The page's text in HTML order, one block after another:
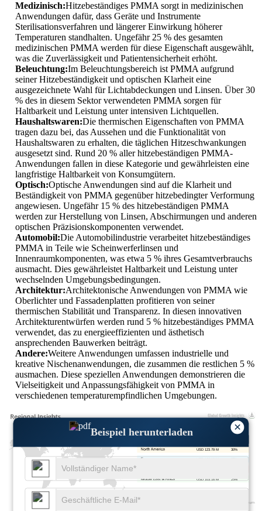
×
Beispiel herunterladen
Medizinisch:Hitzebeständiges PMMA sorgt in medizinischen
Anwendungen dafür, dass Geräte und Instrumente
Sterilisationsverfahren und längerer Einwirkung höherer
Temperaturen standhalten. Ungefähr 25 % des gesamten
medizinischen PMMA werden für diese Eigenschaft ausgewählt,
was die Zuverlässigkeit und Patientensicherheit erhöht.
Beleuchtung:Im Beleuchtungsbereich ist PMMA aufgrund
seiner Hitzebeständigkeit und optischen Klarheit eine
ausgezeichnete Wahl für Lichtabdeckungen und Linsen. Über 30
% des in diesem Sektor verwendeten PMMA sorgen für
Haltbarkeit und Leistung unter intensiven Lichtquellen.
Haushaltswaren:Die thermischen Eigenschaften von PMMA
tragen dazu bei, das Aussehen und die Funktionalität von
Haushaltswaren zu erhalten, die täglichen Hitzeschwankungen
ausgesetzt sind. Rund 20 % aller hitzebeständigen PMMA-
Anwendungen fallen in diese Kategorie und gewährleisten eine
langfristige Haltbarkeit von Konsumgütern.
Optisch:Optische Anwendungen sind auf die Klarheit und
Beständigkeit von PMMA gegenüber hitzebedingter Verformung
angewiesen. Ungefähr 15 % des hitzebeständigen PMMA
werden zur Herstellung von Linsen, Abschirmungen und anderen
optischen Präzisionskomponenten verwendet.
Automobil:Die Automobilindustrie verarbeitet hitzebeständiges
PMMA in Teile wie Scheinwerferlinsen und
Innenraumkomponenten, was etwa 5 % ihres Gesamtverbrauchs
ausmacht. Dies gewährleistet Haltbarkeit und Leistung unter
wechselnden Umgebungsbedingungen.
Architektur:Architektonische Anwendungen von PMMA wie
Oberlichter und Fassadenplatten profitieren von seiner
thermischen Stabilität und Transparenz. In diesen innovativen
Architekturentwürfen werden rund 5 % hitzebeständiges PMMA
verwendet, das zu energieeffizienten und ästhetisch
ansprechenden Bauwerken beiträgt.
Andere:Weitere Anwendungen umfassen industrielle und
kreative Nischenanwendungen, die zusammen die restlichen 5 %
ausmachen. Diese speziellen Anwendungen demonstrieren die
Vielseitigkeit und Anpassungsfähigkeit von PMMA in
verschiedenen temperaturempfindlichen Umgebungen.
25%
USD 103.16 M
25%
USD 103.16 M
30%
USD 123.79 M